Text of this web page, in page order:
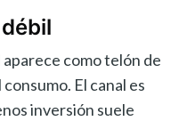
como telón de
El canal es
inversión suele